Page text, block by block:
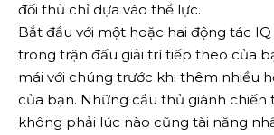
đối thủ chỉ dựa vào thể lực.
Bắt đầu với một hoặc hai động tác
trong trận đấu giải trí tiếp theo của
mái với chúng trước khi thêm nhiều
của bạn. Những cầu thủ giành chiến
không phải lúc nào cũng tài năng